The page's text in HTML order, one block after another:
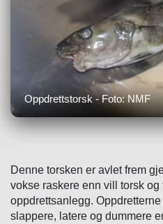
Oppdrettstorsk - Foto: NMF
Denne torsken er avlet frem
vokse raskere enn vill torsk og
oppdrettsanlegg.
slappere, latere og dummere